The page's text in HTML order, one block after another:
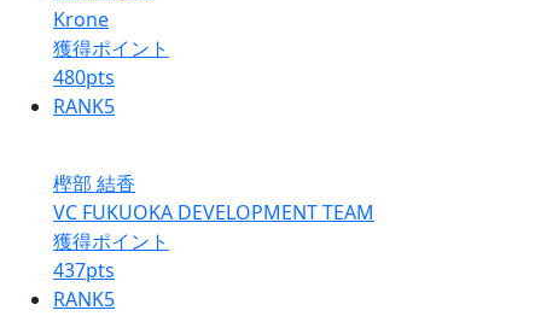
Krone
獲得ポイント
480pts
RANK5
樫部 結香
VC FUKUOKA DEVELOPMENT TEAM
獲得ポイント
437pts
RANK5